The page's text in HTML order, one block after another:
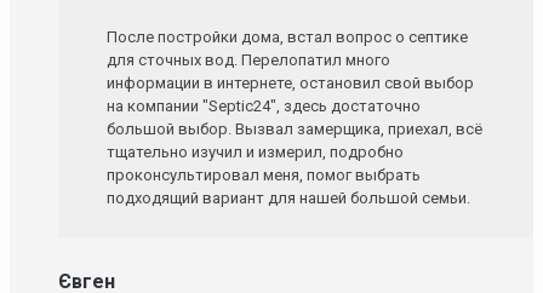
После постройки дома, встал вопрос о септике
для сточных вод. Перелопатил много
информации в интернете, остановил свой выбор
на компании "Septic24", здесь достаточно
большой выбор. Вызвал замерщика, приехал, всё
тщательно изучил и измерил, подробно
проконсультировал меня, помог выбрать
подходящий вариант для нашей большой семьи.
Євген